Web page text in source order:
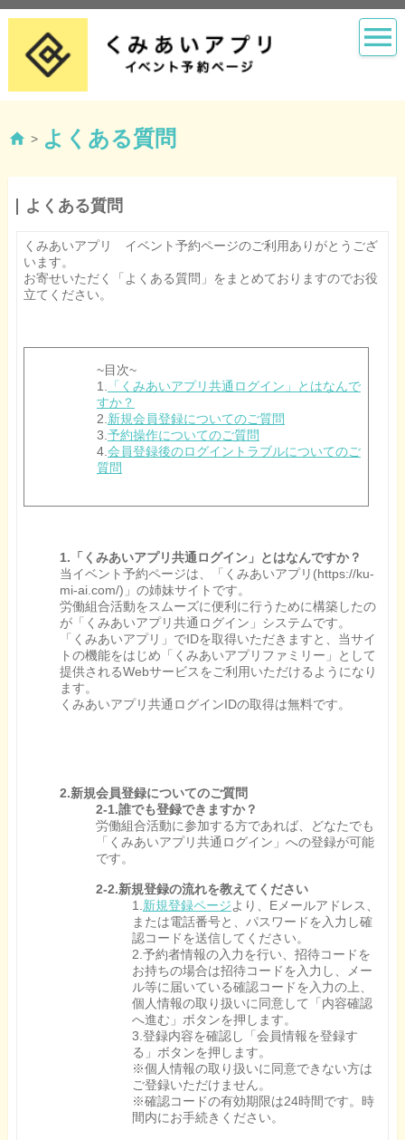
> よくある質問
よくある質問
くみあいアプリ イベント予約ページのご利用ありがとうござ
います。
お寄せいただく「よくある質問」をまとめておりますのでお役
立てください。
~目次~
1.
「くみあいアプリ共通ログイン」とはなんで
すか？
2. 新規会員登録についてのご質問
3. 予約操作についてのご質問
4. 会員登録後のログイントラブルについてのご
質問
1.「くみあいアプリ共通ログイン」とはなんですか？
当イベント予約ページは、「くみあいアプリ(https://ku-
mi-ai.com/)」の姉妹サイトです。
労働組合活動をスムーズに便利に行うために構築したの
が「くみあいアプリ共通ログイン」システムです。
「くみあいアプリ」でIDを取得いただきますと、当サイ
トの機能をはじめ「くみあいアプリファミリー」として
提供されるWebサービスをご利用いただけるようになり
ます。
くみあいアプリ共通ログインIDの取得は無料です。
2.新規会員登録についてのご質問
2-1.誰でも登録できますか？
労働組合活動に参加する方であれば、どなたでも
「くみあいアプリ共通ログイン」への登録が可能
です。
2-2.新規登録の流れを教えてください
1. 新規登録ページより、Eメールアドレス、
または電話番号と、パスワードを入力し確
認コードを送信してください。
2.予約者情報の入力を行い、招待コードを
お持ちの場合は招待コードを入力し、メー
ル等に届いている確認コードを入力の上、
個人情報の取り扱いに同意して「内容確認
へ進む」ボタンを押します。
3.登録内容を確認し「会員情報を登録す
る」ボタンを押します。
※個人情報の取り扱いに同意できない方は
ご登録いただけません。
※確認コードの有効期限は24時間です。時
間内にお手続きください。